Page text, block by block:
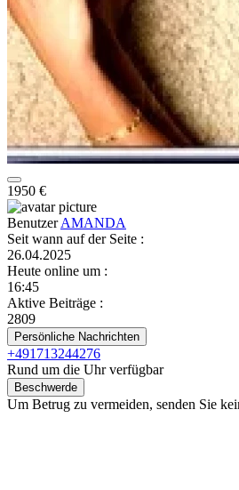
1950 €
BenutzerAMANDA
Seit wann auf der Seite :
26.04.2025
Heute online um :
16:45
Aktive Beiträge :
2809
Persönliche Nachrichten
+491713244276
Rund um die Uhr verfügbar
Beschwerde
Um Betrug zu vermeiden, senden Sie